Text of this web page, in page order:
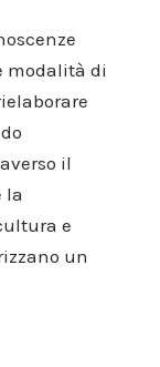
modalità di
il
la
e
un